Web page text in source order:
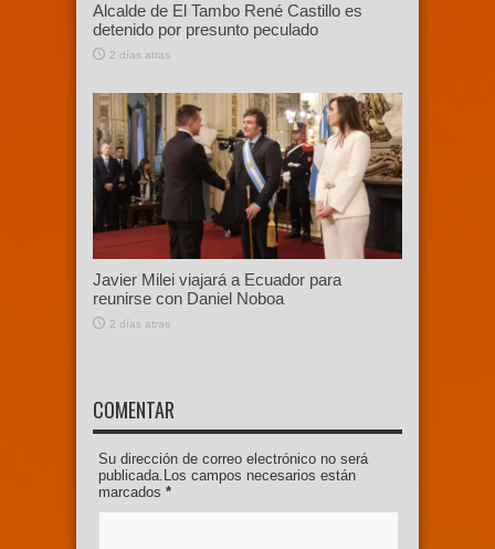
Alcalde de El Tambo René Castillo es
detenido por presunto peculado
2 días atras
Javier Milei viajará a Ecuador para
reunirse con Daniel Noboa
2 días atras
COMENTAR
Su dirección de correo electrónico no será
publicada.Los campos necesarios están
marcados *